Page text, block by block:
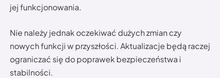
jej funkcjonowania.
Nie należy jednak oczekiwać dużych zmian czy
nowych funkcji w przyszłości. Aktualizacje będą raczej
ograniczać się do poprawek bezpieczeństwa i
stabilności.